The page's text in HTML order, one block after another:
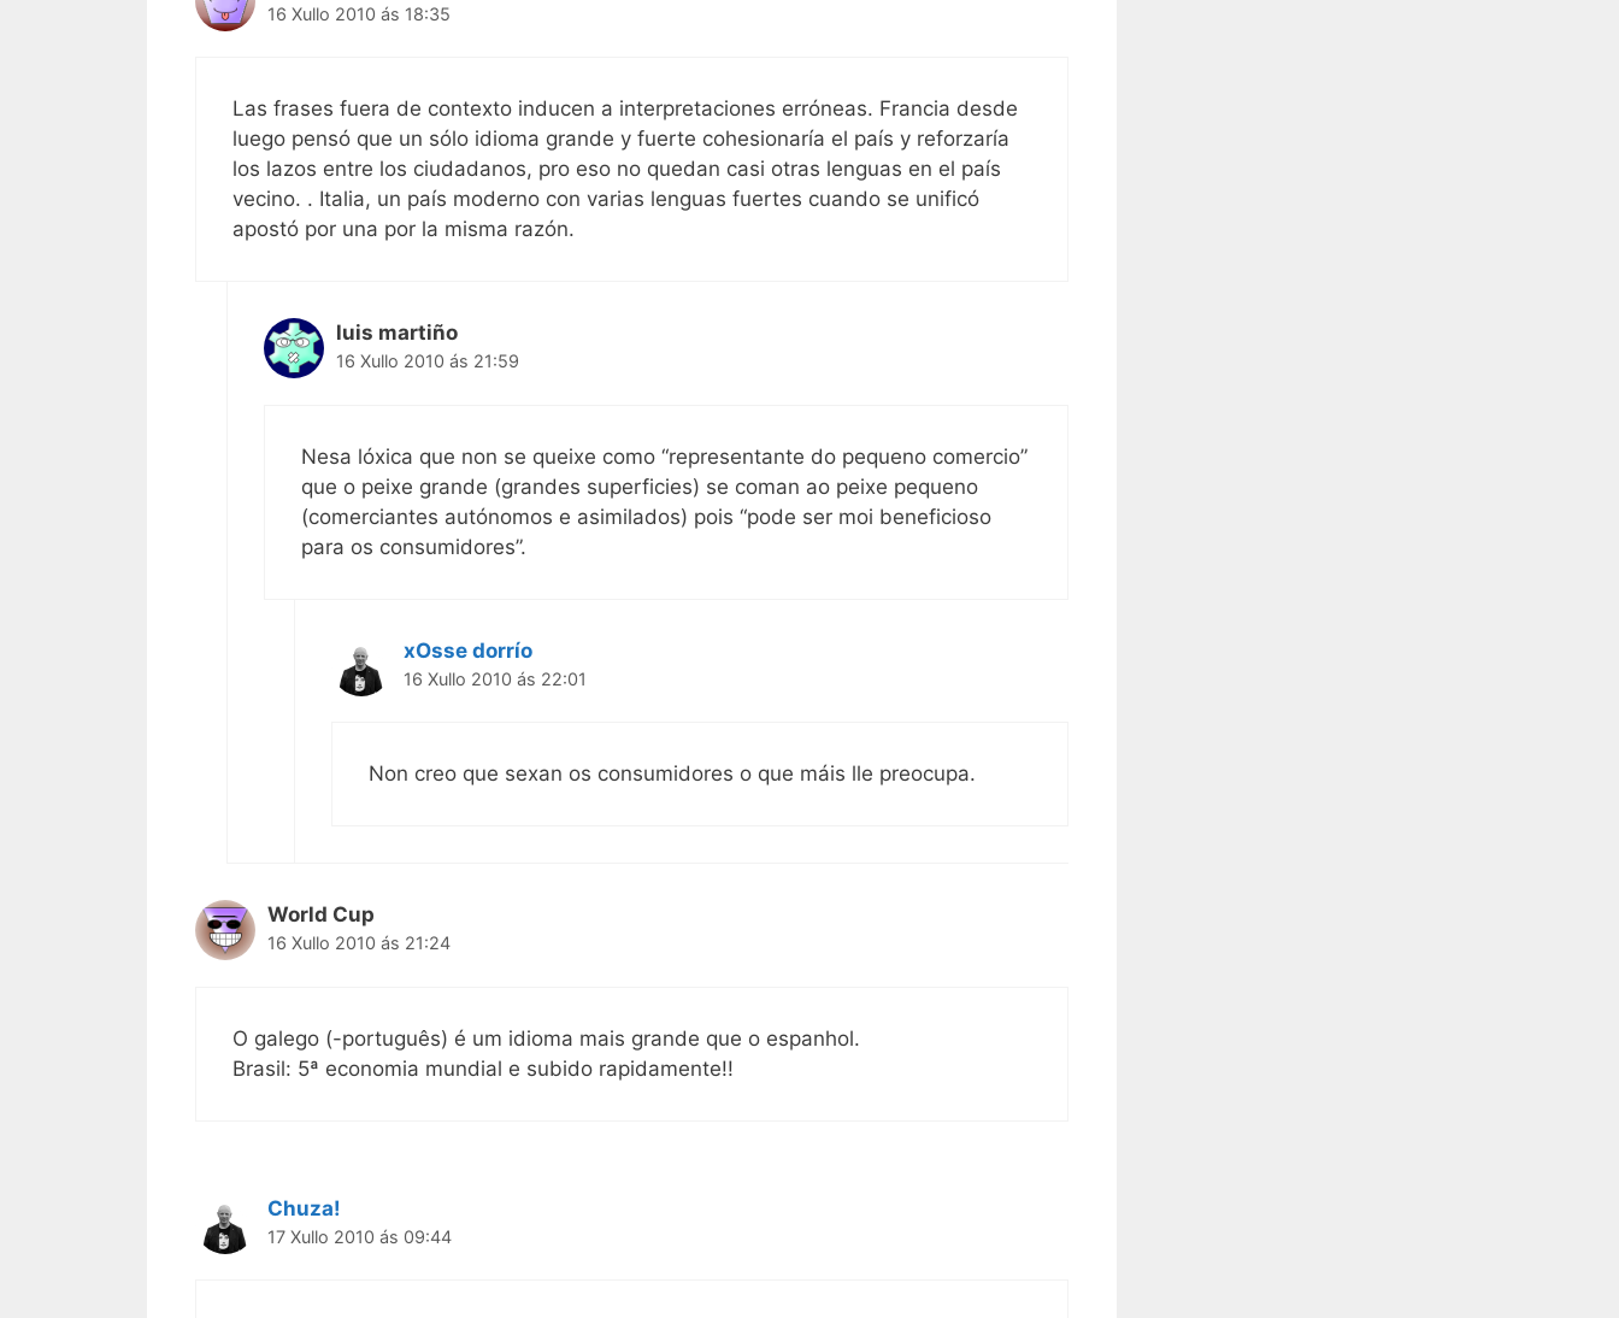
16 Xullo 2010 ás 18:35
Las frases fuera de contexto inducen a interpretaciones erróneas. Francia desde
luego pensó que un sólo idioma grande y fuerte cohesionaría el país y reforzaría
los lazos entre los ciudadanos, pro eso no quedan casi otras lenguas en el país
vecino. . Italia, un país moderno con varias lenguas fuertes cuando se unificó
apostó por una por la misma razón.
luis martiño
16 Xullo 2010 ás 21:59
Nesa lóxica que non se queixe como “representante do pequeno comercio”
que o peixe grande (grandes superficies) se coman ao peixe pequeno
(comerciantes autónomos e asimilados) pois “pode ser moi beneficioso
para os consumidores”.
xOsse dorrío
16 Xullo 2010 ás 22:01
Non creo que sexan os consumidores o que máis lle preocupa.
World Cup
16 Xullo 2010 ás 21:24
O galego (-português) é um idioma mais grande que o espanhol.
Brasil: 5ª economia mundial e subido rapidamente!!
Chuza!
17 Xullo 2010 ás 09:44